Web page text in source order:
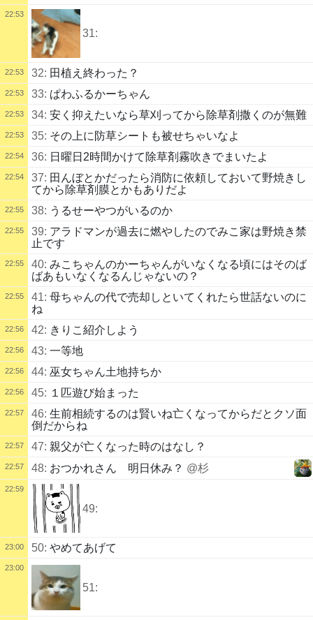
22:53
31:
22:53 32: 田植え終わった？
22:53 33: ぱわふるかーちゃん
22:53 34: 安く抑えたいなら草刈ってから除草剤撒くのが無難
22:53 35: その上に防草シートも被せちゃいなよ
22:54 36: 日曜日2時間かけて除草剤霧吹きでまいたよ
22:54 37: 田んぼとかだったら消防に依頼しておいて野焼きし
てから除草剤膜とかもありだよ
22:55 38: うるせーやつがいるのか
22:55 39: アラドマンが過去に燃やしたのでみこ家は野焼き禁
止です
22:55 40: みこちゃんのかーちゃんがいなくなる頃にはそのば
ばあもいなくなるんじゃないの？
22:55 41: 母ちゃんの代で売却しといてくれたら世話ないのに
ね
22:56 42: きりこ紹介しよう
22:56 43: 一等地
22:56 44: 巫女ちゃん土地持ちか
22:56 45: １匹遊び始まった
22:57 46: 生前相続するのは賢いね亡くなってからだとクソ面
倒だからね
22:57 47: 親父が亡くなった時のはなし？
22:57 48: おつかれさん 明日休み？ @杉
22:59
49:
23:00 50: やめてあげて
23:00
51: